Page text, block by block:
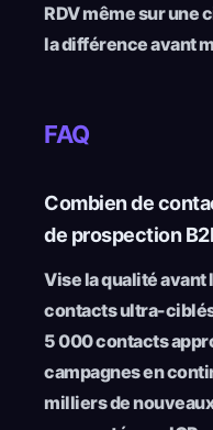
RDV même sur une
la différence avant
FAQ
Combien de
de prospection
Vise la qualité
contacts ultra-
5 000 contacts
campagnes en
milliers de